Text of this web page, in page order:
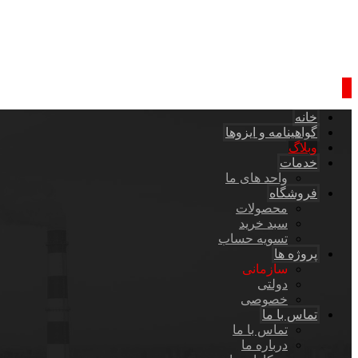
خانه
گواهینامه و ایزوها
وبلاگ
خدمات
واحد های ما
فروشگاه
محصولات
سبد خرید
تسویه حساب
پروژه ها
سازمانی
دولتی
خصوصی
تماس با ما
تماس با ما
درباره ما